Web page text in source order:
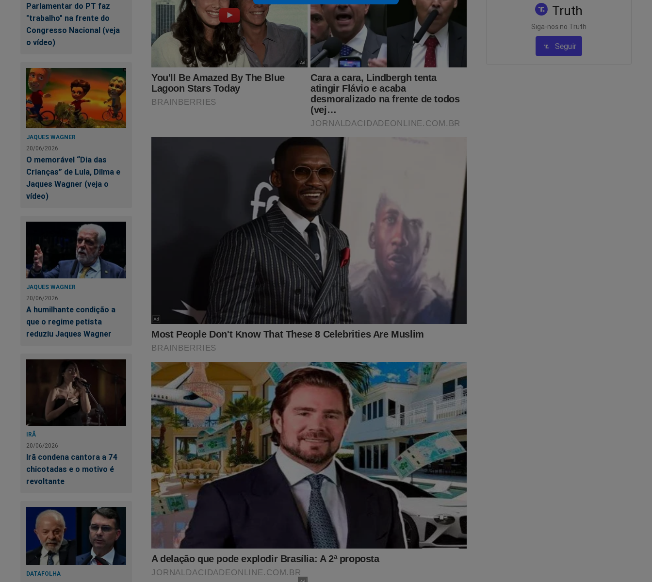
Parlamentar do PT faz
"trabalho" na frente do
Congresso Nacional (veja
o vídeo)
JAQUES WAGNER
20/06/2026
O memorável “Dia das
Crianças” de Lula, Dilma e
Jaques Wagner (veja o
vídeo)
JAQUES WAGNER
20/06/2026
A humilhante condição a
que o regime petista
reduziu Jaques Wagner
IRÃ
20/06/2026
Irã condena cantora a 74
chicotadas e o motivo é
revoltante
DATAFOLHA
Com a chegada da Copa do Mundo e das eleições, o Jornal da Cidade Online preparou uma
oferta especial para todos os seus leitores: na compra de umaBandeira do Brasil, você
recebe um presente surpresa especial por apenasR$ 59,90.Tudo com FRETE GRÁTIS
todo o Brasil! Não perca essa oportunidade e apoie a continuidade do nosso trabalho! Basta
clicar no link abaixo:
https://conteudoconservador.news/jco-vende/
Truth
Siga-nos no Truth
Seguir